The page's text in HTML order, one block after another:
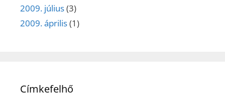
2009. július(3)
2009. április(1)
Címkefelhő